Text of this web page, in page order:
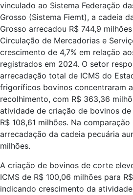
vinculado ao Sistema Federação
Grosso (Sistema Fiemt), a cadeia
Grosso arrecadou R$ 744,9
Circulação de Mercadorias e
crescimento de 4,7% em relação
registrados em 2024. O setor
arrecadação total de ICMS do
frigoríficos bovinos concentraram
recolhimento, com R$ 363,36
atividade de criação de bovinos
R$ 108,61 milhões. Na
arrecadação da cadeia pecuária
milhões.
A criação de bovinos de corte
ICMS de R$ 100,06 milhões para
indicando crescimento da